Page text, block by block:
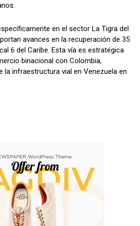
en el sector La Tigra del
avances en la recuperación de 35
6 del Caribe. Esta vía es estratégica
binacional con Colombia,
la infraestructura vial en Venezuela en